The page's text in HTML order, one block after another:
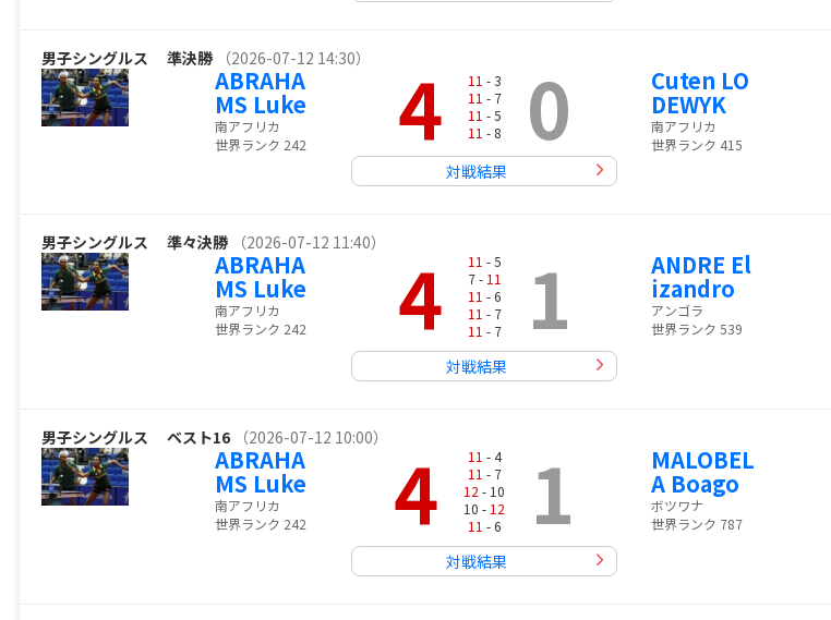
男子シングルス 準決勝 （2026-07-12 14:30）
ABRAHA
MS Luke
南アフリカ
世界ランク 242
4 11 - 3
11 - 7
11 - 5
11 - 8 0
対戦結果
Cuten LO
DEWYK
南アフリカ
世界ランク 415
男子シングルス 準々決勝 （2026-07-12 11:40）
ABRAHA
MS Luke
南アフリカ
世界ランク 242
4 11 - 5
7 - 11
11 - 6
11 - 7
11 - 7 1
対戦結果
ANDRE El
izandro
アンゴラ
世界ランク 539
男子シングルス ベスト16 （2026-07-12 10:00）
ABRAHA
MS Luke
南アフリカ
世界ランク 242
4 11 - 4
11 - 7
12 - 10
10 - 12
11 - 6 1
対戦結果
MALOBEL
A Boago
ボツワナ
世界ランク 787